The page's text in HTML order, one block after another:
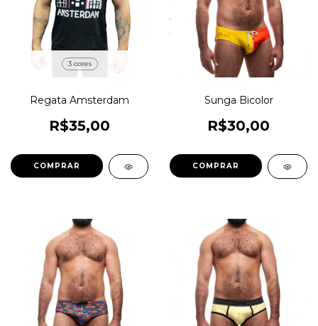
3 cores
Regata Amsterdam
R$35,00
COMPRAR
Sunga Bicolor
R$30,00
COMPRAR